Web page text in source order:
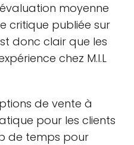
moyenne
critique publiée sur
donc clair que les
chez M.I.L
de vente à
pour les clients
de temps pour